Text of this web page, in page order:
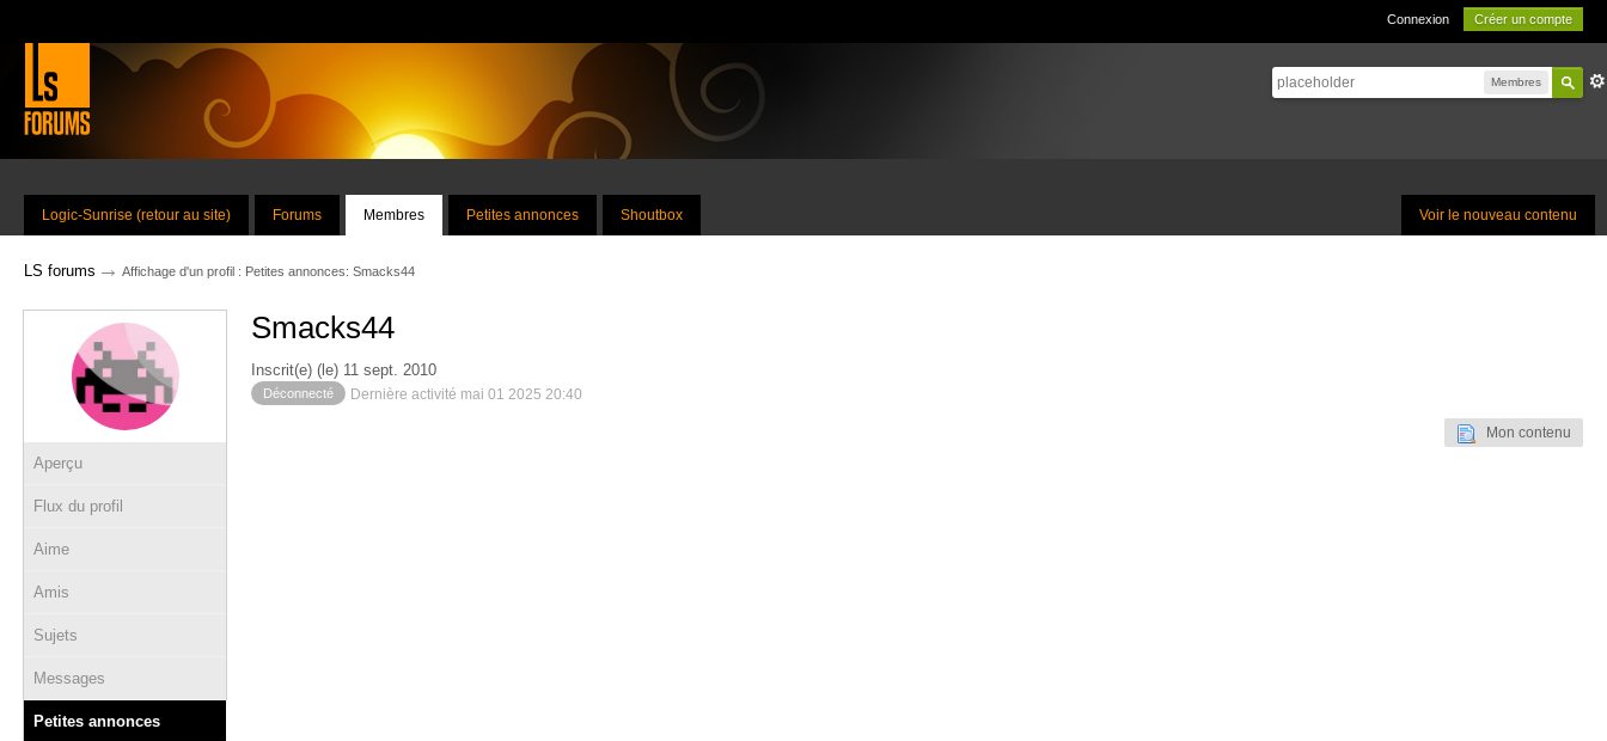
Connexion Créer un compte
Membres
Voir le nouveau contenu
Logic-Sunrise (retour au site) Forums Membres Petites annonces Shoutbox
LS forums → Affichage d'un profil : Petites annonces: Smacks44
Aperçu
Flux du profil
Aime
Amis
Sujets
Messages
Petites annonces
Smacks44
Inscrit(e) (le) 11 sept. 2010
Déconnecté Dernière activité mai 01 2025 20:40
Mon contenu